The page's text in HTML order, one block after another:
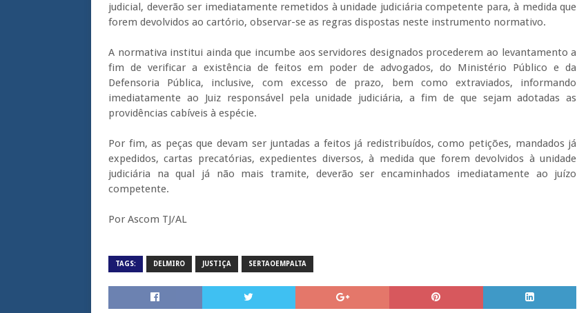
judicial, deverão ser imediatamente remetidos à unidade judiciária competente para, à medida que
forem devolvidos ao cartório, observar-se as regras dispostas neste instrumento normativo.
A normativa institui ainda que incumbe aos servidores designados procederem ao levantamento a
fim de verificar a existência de feitos em poder de advogados, do Ministério Público e da
Defensoria Pública, inclusive, com excesso de prazo, bem como extraviados, informando
imediatamente ao Juiz responsável pela unidade judiciária, a fim de que sejam adotadas as
providências cabíveis à espécie.
Por fim, as peças que devam ser juntadas a feitos já redistribuídos, como petições, mandados já
expedidos, cartas precatórias, expedientes diversos, à medida que forem devolvidos à unidade
judiciária na qual já não mais tramite, deverão ser encaminhados imediatamente ao juízo
competente.
Por Ascom TJ/AL
TAGS: DELMIRO JUSTIÇA SERTAOEMPALTA